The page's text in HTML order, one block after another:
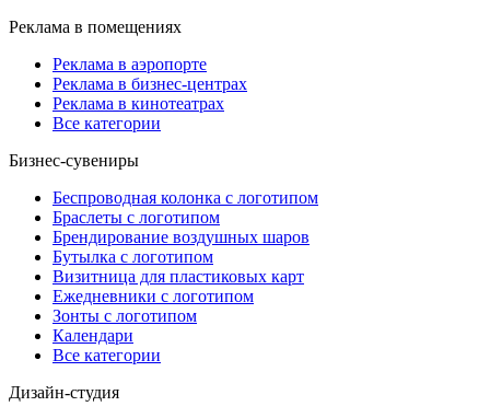
Реклама в помещениях
Реклама в аэропорте
Реклама в бизнес-центрах
Реклама в кинотеатрах
Все категории
Бизнес-сувениры
Беспроводная колонка с логотипом
Браслеты с логотипом
Брендирование воздушных шаров
Бутылка с логотипом
Визитница для пластиковых карт
Ежедневники с логотипом
Зонты с логотипом
Календари
Все категории
Дизайн-студия